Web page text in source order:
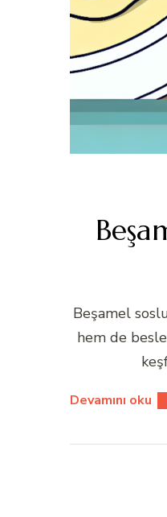
Beşamel
hem de
Devamını oku